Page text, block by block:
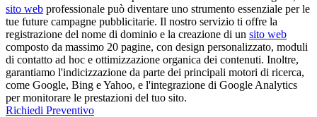
sito web professionale può diventare uno strumento essenziale per le
tue future campagne pubblicitarie. Il nostro servizio ti offre la
registrazione del nome di dominio e la creazione di un sito web
composto da massimo 20 pagine, con design personalizzato, moduli
di contatto ad hoc e ottimizzazione organica dei contenuti. Inoltre,
garantiamo l'indicizzazione da parte dei principali motori di ricerca,
come Google, Bing e Yahoo, e l'integrazione di Google Analytics
per monitorare le prestazioni del tuo sito.
Richiedi Preventivo